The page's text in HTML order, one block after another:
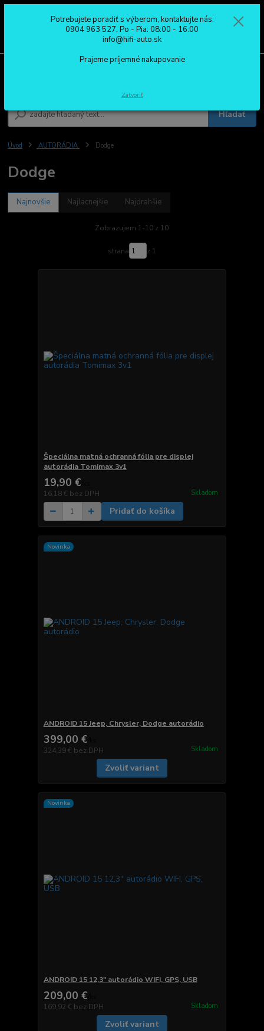
Hľadať
0904 963 527
Po - Pia: 08:00 - 16:00
Úvod AUTORÁDIA Dodge
Dodge
Najnovšie Najlacnejšie Najdrahšie
Zobrazujem 1-10 z 10
strana z 1
Špeciálna matná ochranná fólia pre displej
autorádia Tomimax 3v1
19,90 €
16,18 € bez DPH Skladom
Pridať do košíka
Novinka
ANDROID 15 Jeep, Chrysler, Dodge autorádio
399,00 €
324,39 € bez DPH Skladom
Zvoliť variant
Novinka
ANDROID 15 12,3" autorádio WIFI, GPS, USB
209,00 €
169,92 € bez DPH Skladom
Zvoliť variant
Potrebujete poradiť s výberom, kontaktujte nás:
0904 963 527, Po - Pia: 08:00 - 16:00
info@hifi-auto.sk
Prajeme príjemné nakupovanie
Zatvoriť